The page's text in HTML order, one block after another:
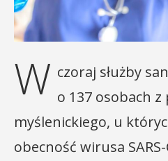
W czoraj służby
o 137 osobach
myślenickiego, u
obecność wirusa